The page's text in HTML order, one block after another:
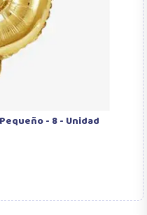
- 8 - Unidad